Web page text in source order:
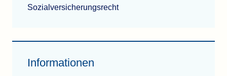
Sozialversicherungsrecht
Informationen